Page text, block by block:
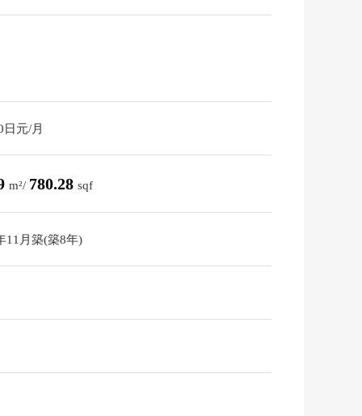
日元/月
m²/ 780.28 sqf
11月築(築8年)